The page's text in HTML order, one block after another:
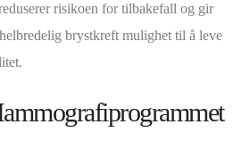
risikoen for tilbakefall og gir
brystkreft mulighet til å leve